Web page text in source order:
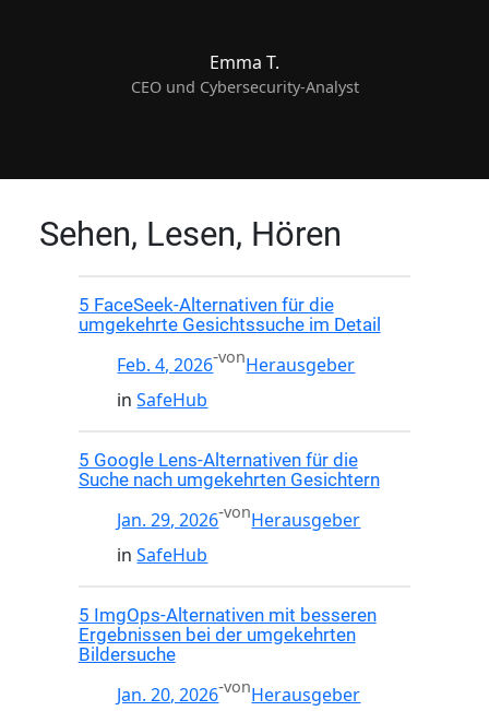
Emma T.
CEO und Cybersecurity-Analyst
Sehen, Lesen, Hören
5 FaceSeek-Alternativen für die
umgekehrte Gesichtssuche im Detail
Feb. 4, 2026-vonHerausgeber
inSafeHub
5 Google Lens-Alternativen für die
Suche nach umgekehrten Gesichtern
Jan. 29, 2026-vonHerausgeber
inSafeHub
5 ImgOps-Alternativen mit besseren
Ergebnissen bei der umgekehrten
Bildersuche
Jan. 20, 2026-vonHerausgeber